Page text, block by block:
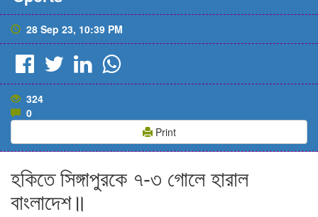
28 Sep 23, 10:39 PM
324
0
Print
হকিতে সিঙ্গাপুরকে ৭-৩ গোলে হারাল
বাংলাদেশ॥